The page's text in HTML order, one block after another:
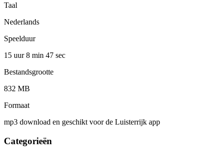
Taal
Nederlands
Speelduur
15 uur 8 min 47 sec
Bestandsgrootte
832 MB
Formaat
mp3 download en geschikt voor de Luisterrijk app
Categorieën